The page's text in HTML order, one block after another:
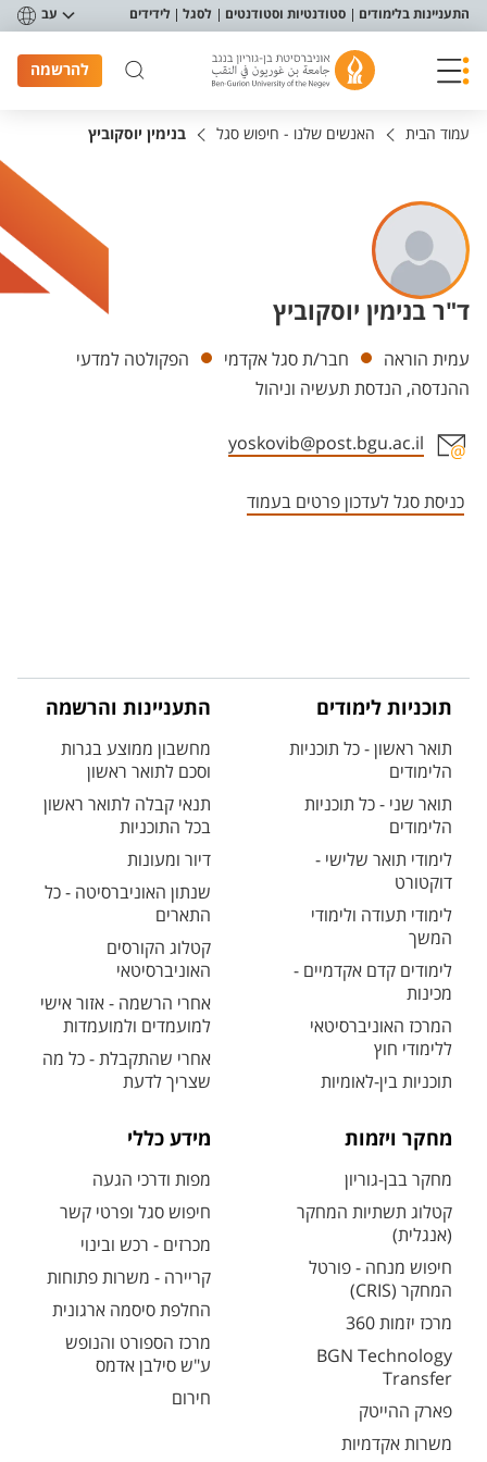
תפריט נגישות
התעניינות בלימודים סטודנטיות וסטודנטים לסגל לידידים עב
להרשמה
עמוד הבית האנשים שלנו - חיפוש סגל בנימין יוסקוביץ
ד"ר בנימין יוסקוביץ
יחידות
עמית הוראה חבר/ת סגל אקדמי
הפקולטה למדעי
ההנדסה, הנדסת תעשיה וניהול
yoskovib@post.bgu.ac.il
כניסת סגל לעדכון פרטים בעמוד
תוכניות לימודים
תואר ראשון - כל תוכניות
הלימודים
תואר שני - כל תוכניות
הלימודים
לימודי תואר שלישי -
דוקטורט
לימודי תעודה ולימודי
המשך
לימודים קדם אקדמיים -
מכינות
המרכז האוניברסיטאי
ללימודי חוץ
תוכניות בין-לאומיות
התעניינות והרשמה
מחשבון ממוצע בגרות
וסכם לתואר ראשון
תנאי קבלה לתואר ראשון
בכל התוכניות
דיור ומעונות
שנתון האוניברסיטה - כל
התארים
קטלוג הקורסים
האוניברסיטאי
אחרי הרשמה - אזור אישי
למועמדים ולמועמדות
אחרי שהתקבלת - כל מה
שצריך לדעת
מחקר ויזמות
מחקר בבן-גוריון
קטלוג תשתיות המחקר
(אנגלית)
חיפוש מנחה - פורטל
המחקר (CRIS)
מרכז יזמות 360
BGN Technology
Transfer
פארק ההייטק
משרות אקדמיות
מידע כללי
מפות ודרכי הגעה
חיפוש סגל ופרטי קשר
מכרזים - רכש ובינוי
קריירה - משרות פתוחות
החלפת סיסמה ארגונית
מרכז הספורט והנופש
ע"ש סילבן אדמס
חירום